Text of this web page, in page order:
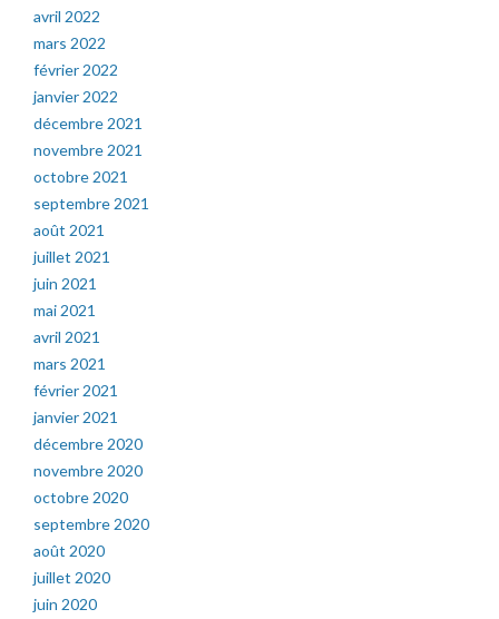
avril 2022
mars 2022
février 2022
janvier 2022
décembre 2021
novembre 2021
octobre 2021
septembre 2021
août 2021
juillet 2021
juin 2021
mai 2021
avril 2021
mars 2021
février 2021
janvier 2021
décembre 2020
novembre 2020
octobre 2020
septembre 2020
août 2020
juillet 2020
juin 2020